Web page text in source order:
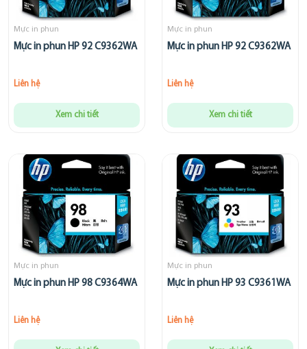
Mực in phun
Mực in phun HP 92 C9362WA
Liên hệ
Xem chi tiết
Mực in phun
Mực in phun HP 92 C9362WA
Liên hệ
Xem chi tiết
Mực in phun
Mực in phun HP 98 C9364WA
Liên hệ
Mực in phun
Mực in phun HP 93 C9361WA
Liên hệ